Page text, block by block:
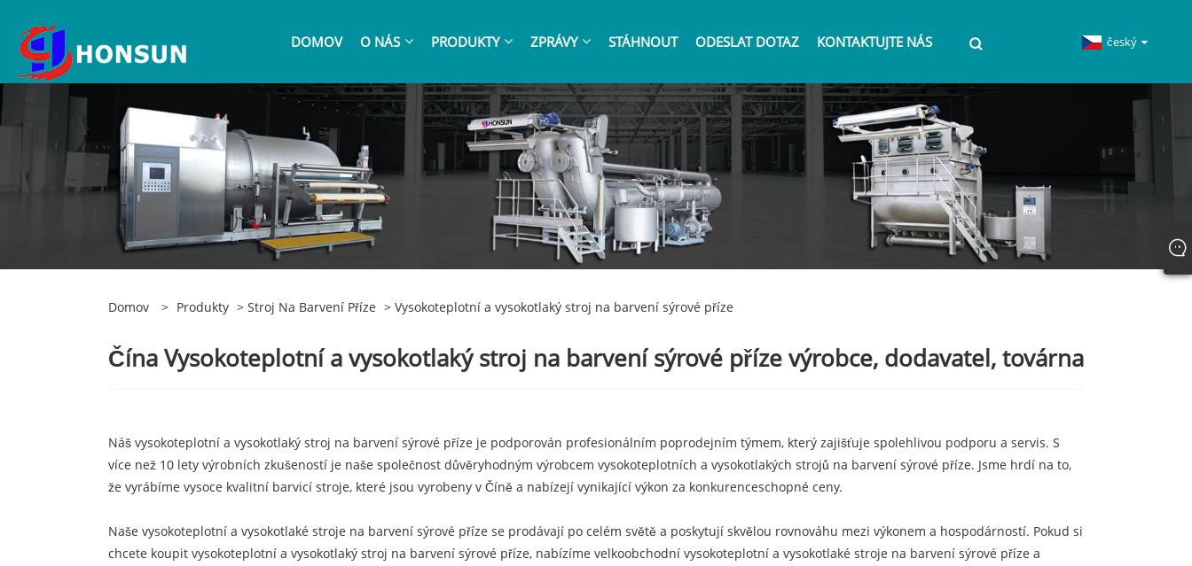
DOMOV O NÁS PRODUKTY ZPRÁVY STÁHNOUT ODESLAT DOTAZ KONTAKTUJTE NÁS český
Domov > Produkty > Stroj Na Barvení Příze > Vysokoteplotní a vysokotlaký stroj na barvení sýrové příze
Čína Vysokoteplotní a vysokotlaký stroj na barvení sýrové příze výrobce, dodavatel, továrna
Náš vysokoteplotní a vysokotlaký stroj na barvení sýrové příze je podporován profesionálním poprodejním týmem, který zajišťuje spolehlivou podporu a servis. S
více než 10 lety výrobních zkušeností je naše společnost důvěryhodným výrobcem vysokoteplotních a vysokotlakých strojů na barvení sýrové příze. Jsme hrdí na to,
že vyrábíme vysoce kvalitní barvicí stroje, které jsou vyrobeny v Číně a nabízejí vynikající výkon za konkurenceschopné ceny.
Naše vysokoteplotní a vysokotlaké stroje na barvení sýrové příze se prodávají po celém světě a poskytují skvělou rovnováhu mezi výkonem a hospodárností. Pokud si
chcete koupit vysokoteplotní a vysokotlaký stroj na barvení sýrové příze, nabízíme velkoobchodní vysokoteplotní a vysokotlaké stroje na barvení sýrové příze a